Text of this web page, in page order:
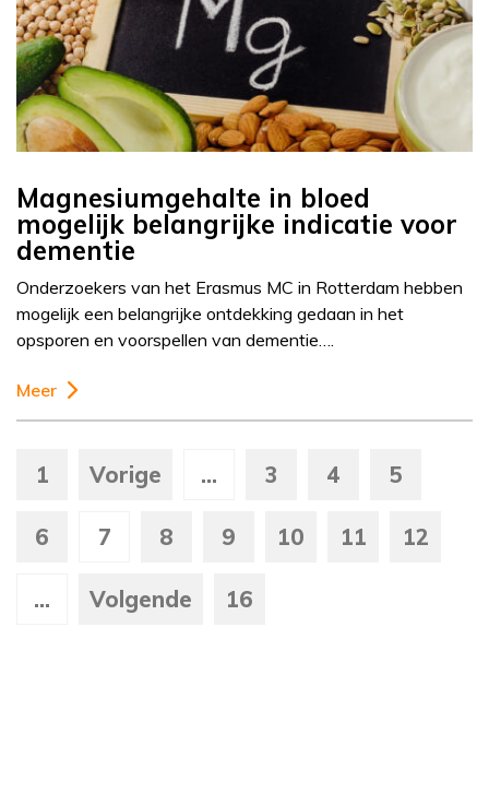
Magnesiumgehalte in bloed
mogelijk belangrijke indicatie voor
dementie
Onderzoekers van het Erasmus MC in Rotterdam hebben
mogelijk een belangrijke ontdekking gedaan in het
opsporen en voorspellen van dementie….
Meer
1 Vorige ... 3 4 5
6 7 8 9 10 11 12
... Volgende 16